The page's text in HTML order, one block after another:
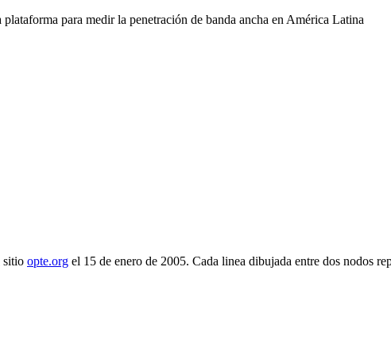
para medir la penetración de banda ancha en América Latina
sitio opte.org el 15 de enero de 2005. Cada linea dibujada entre dos nodos